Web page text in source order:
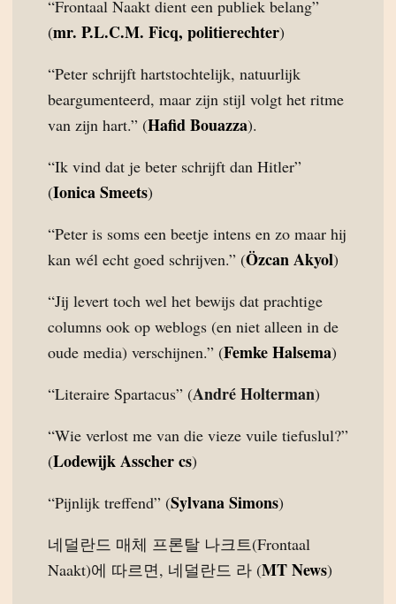
“Frontaal Naakt dient een publiek belang”
(mr. P.L.C.M. Ficq, politierechter)
“Peter schrijft hartstochtelijk, natuurlijk
beargumenteerd, maar zijn stijl volgt het ritme
van zijn hart.” (Hafid Bouazza).
“Ik vind dat je beter schrijft dan Hitler”
(Ionica Smeets)
“Peter is soms een beetje intens en zo maar hij
kan wél echt goed schrijven.” (Özcan Akyol)
“Jij levert toch wel het bewijs dat prachtige
columns ook op weblogs (en niet alleen in de
oude media) verschijnen.” (Femke Halsema)
“Literaire Spartacus” (André Holterman)
“Wie verlost me van die vieze vuile tiefuslul?”
(Lodewijk Asscher cs)
“Pijnlijk treffend” (Sylvana Simons)
네덜란드 매체 프론탈 나크트(Frontaal
Naakt)에 따르면, 네덜란드 라 (MT News)